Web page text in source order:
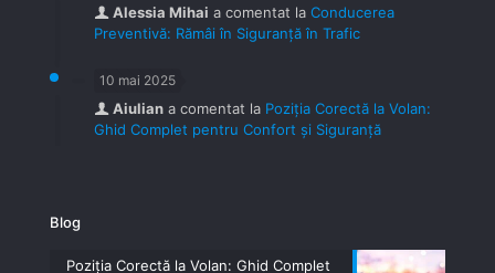
Alessia Mihai a comentat la Conducerea
Preventivă: Rămâi în Siguranță în Trafic
10 mai 2025
Aiulian a comentat la Poziția Corectă la Volan:
Ghid Complet pentru Confort și Siguranță
Blog
Poziția Corectă la Volan: Ghid Complet